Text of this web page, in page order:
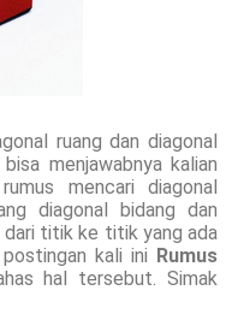
ruang dan diagonal
menjawabnya kalian
mencari diagonal
diagonal bidang dan
dari titik ke titik yang ada
kali ini Rumus
hal tersebut. Simak